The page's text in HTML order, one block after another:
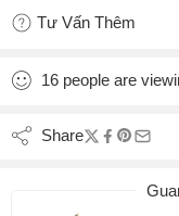
Tư Vấn Thêm
16 people are
Share